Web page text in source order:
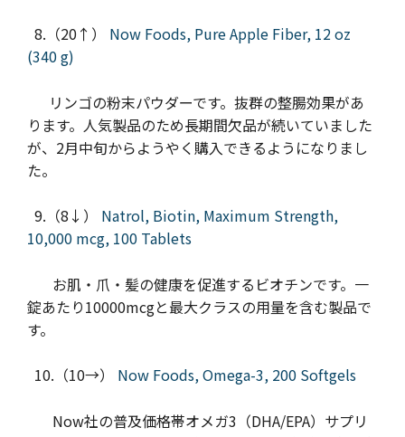
8.（20↑） Now Foods, Pure Apple Fiber, 12 oz
(340 g)
リンゴの粉末パウダーです。抜群の整腸効果があ
ります。人気製品のため長期間欠品が続いていました
が、2月中旬からようやく購入できるようになりまし
た。
9.（8↓） Natrol, Biotin, Maximum Strength,
10,000 mcg, 100 Tablets
お肌・爪・髪の健康を促進するビオチンです。一
錠あたり10000mcgと最大クラスの用量を含む製品で
す。
10.（10→） Now Foods, Omega-3, 200 Softgels
Now社の普及価格帯オメガ3（DHA/EPA）サプリ